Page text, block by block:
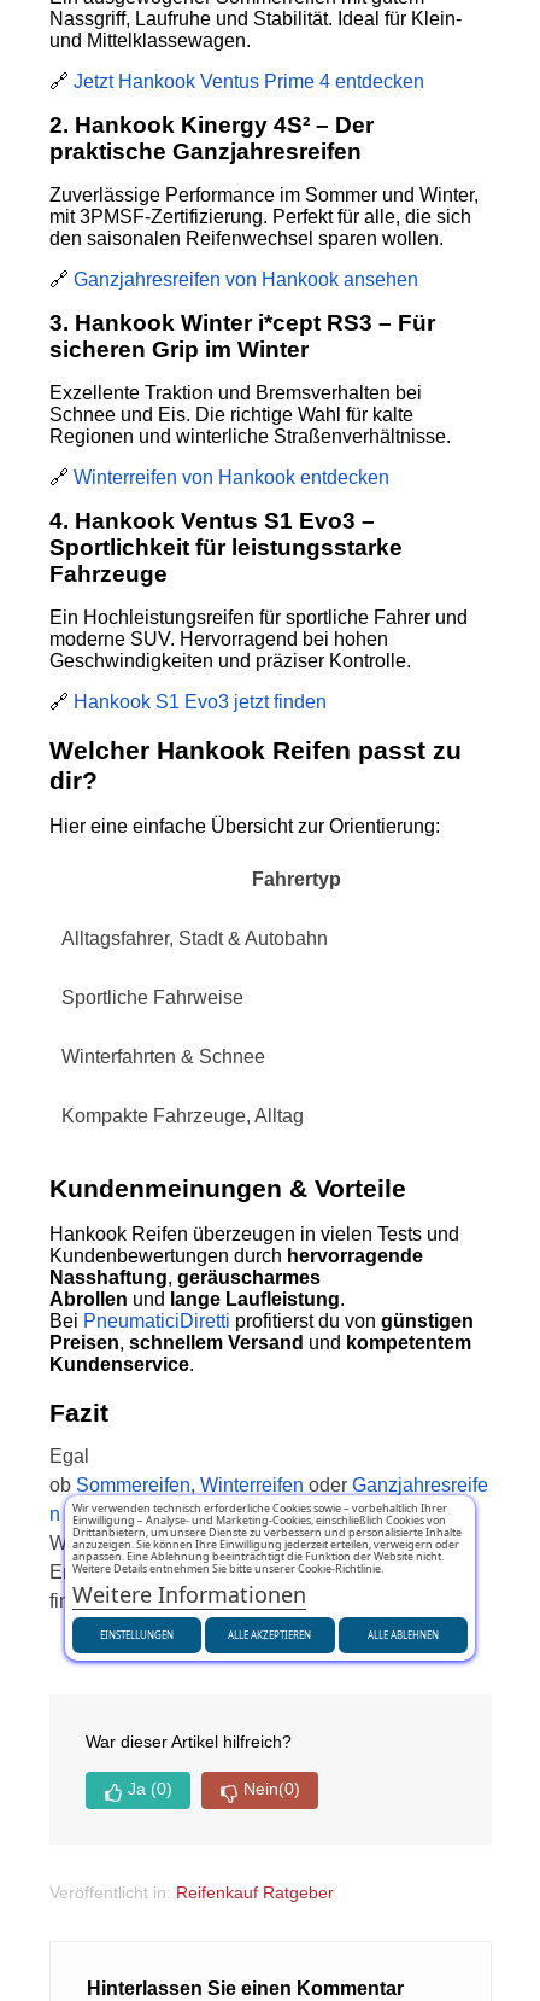
Nassgriff, Laufruhe und Stabilität. Ideal für Klein-
und Mittelklassewagen.
🔗 Jetzt Hankook Ventus Prime 4 entdecken
2. Hankook Kinergy 4S² – Der
praktische Ganzjahresreifen
Zuverlässige Performance im Sommer und Winter,
mit 3PMSF-Zertifizierung. Perfekt für alle, die sich
den saisonalen Reifenwechsel sparen wollen.
🔗 Ganzjahresreifen von Hankook ansehen
3. Hankook Winter i*cept RS3 – Für
sicheren Grip im Winter
Exzellente Traktion und Bremsverhalten bei
Schnee und Eis. Die richtige Wahl für kalte
Regionen und winterliche Straßenverhältnisse.
🔗 Winterreifen von Hankook entdecken
4. Hankook Ventus S1 Evo3 –
Sportlichkeit für leistungsstarke
Fahrzeuge
Ein Hochleistungsreifen für sportliche Fahrer und
moderne SUV. Hervorragend bei hohen
Geschwindigkeiten und präziser Kontrolle.
🔗 Hankook S1 Evo3 jetzt finden
Welcher Hankook Reifen passt zu
dir?
Hier eine einfache Übersicht zur Orientierung:
Fahrertyp
Alltagsfahrer, Stadt & Autobahn
Sportliche Fahrweise
Winterfahrten & Schnee
Kompakte Fahrzeuge, Alltag
Kundenmeinungen & Vorteile
Hankook Reifen überzeugen in vielen Tests und
Kundenbewertungen durch hervorragende
Nasshaftung, geräuscharmes
Abrollen und lange Laufleistung.
Bei PneumaticiDiretti profitierst du von günstigen
Preisen, schnellem Versand und kompetentem
Kundenservice.
Fazit
Egal
ob Sommereifen, Winterreifen oder Ganzjahresreife
n – mitHankooktriffst du 2025 eine zuverlässige
Wahl für Sicherheit, Komfort und Preis-Leistung.
Entdecke jetzt unsereHankook Kategorie
finde die passenden Reifen für dein Auto!
War dieser Artikel hilfreich?
Ja (0) Nein(0)
Veröffentlicht in: Reifenkauf Ratgeber
Hinterlassen Sie einen Kommentar
Wir verwenden technisch erforderliche Cookies sowie – vorbehaltlich Ihrer
Einwilligung – Analyse- und Marketing-Cookies, einschließlich Cookies von
Drittanbietern, um unsere Dienste zu verbessern und personalisierte Inhalte
anzuzeigen. Sie können Ihre Einwilligung jederzeit erteilen, verweigern oder
anpassen. Eine Ablehnung beeinträchtigt die Funktion der Website nicht.
Weitere Details entnehmen Sie bitte unserer Cookie-Richtlinie.
Weitere Informationen
EINSTELLUNGEN ALLE ABLEHNEN
ALLE AKZEPTIEREN